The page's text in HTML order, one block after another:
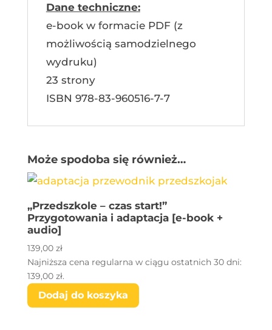
Dane techniczne:
e-book w formacie PDF (z
możliwością samodzielnego
wydruku)
23 strony
ISBN 978-83-960516-7-7
Może spodoba się również…
„Przedszkole – czas start!”
Przygotowania i adaptacja [e-book +
audio]
139,00 zł
Najniższa cena regularna w ciągu ostatnich 30 dni:
139,00 zł.
Dodaj do koszyka